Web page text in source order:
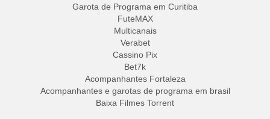
Garota de Programa em Curitiba
FuteMAX
Multicanais
Verabet
Cassino Pix
Bet7k
Acompanhantes Fortaleza
Acompanhantes e garotas de programa em brasil
Baixa Filmes Torrent